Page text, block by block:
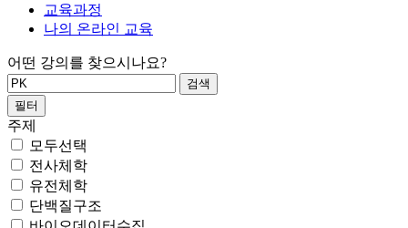
교육과정
나의 온라인 교육
어떤 강의를 찾으시나요?
필터
주제
모두선택
전사체학
유전체학
단백질구조